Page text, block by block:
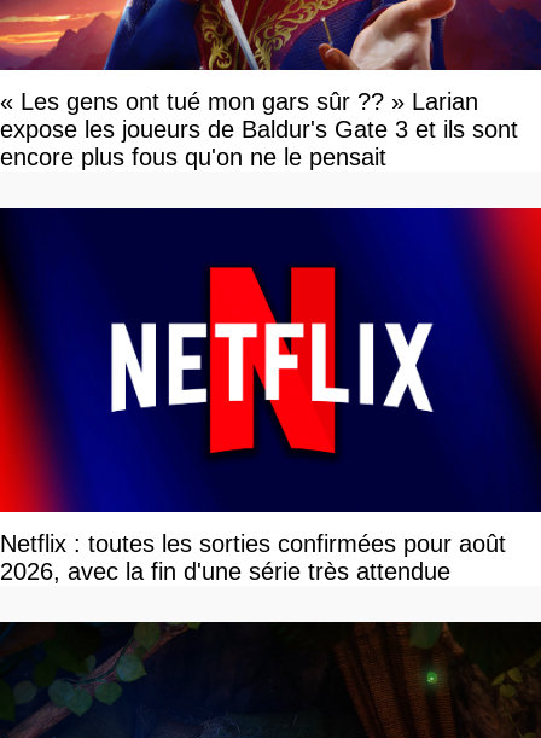
« Les gens ont tué mon gars sûr ?? » Larian
expose les joueurs de Baldur's Gate 3 et ils sont
encore plus fous qu'on ne le pensait
Netflix : toutes les sorties confirmées pour août
2026, avec la fin d'une série très attendue